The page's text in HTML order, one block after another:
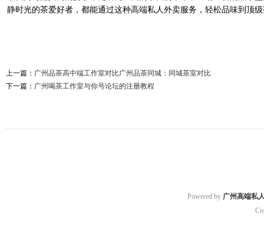
静时光的茶爱好者，都能通过这种高端私人外卖服务，轻松品味到顶
上一篇： ‌广州品茶高中端工作室对比广州品茶同城‌：同城茶室对比
下一篇： 广州喝茶工作室与你号论坛的注册教程
Powered by 广州高端私